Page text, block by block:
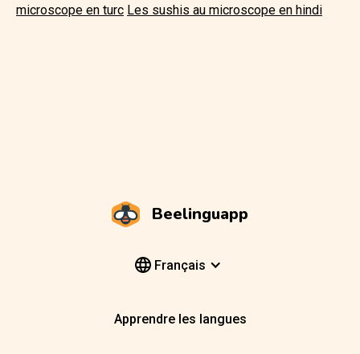
microscope en turc Les sushis au microscope en hindi
Beelinguapp
Français
Apprendre les langues